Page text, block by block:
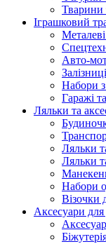
Тварини
Іграшковий
Авто-
Набори
Гаражі
Ляльки та
Ляльки
Ляльки
Набори
Візочки
Аксесуари для